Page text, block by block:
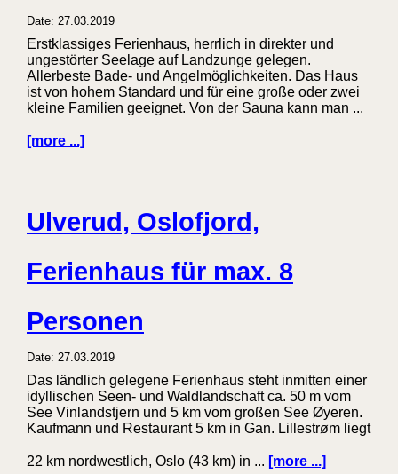
Date: 27.03.2019
Erstklassiges Ferienhaus, herrlich in direkter und
ungestörter Seelage auf Landzunge gelegen.
Allerbeste Bade- und Angelmöglichkeiten. Das Haus
ist von hohem Standard und für eine große oder zwei
kleine Familien geeignet. Von der Sauna kann man ...
[more ...]
Ulverud, Oslofjord,
Ferienhaus für max. 8
Personen
Date: 27.03.2019
Das ländlich gelegene Ferienhaus steht inmitten einer
idyllischen Seen- und Waldlandschaft ca. 50 m vom
See Vinlandstjern und 5 km vom großen See Øyeren.
Kaufmann und Restaurant 5 km in Gan. Lillestrøm liegt
22 km nordwestlich, Oslo (43 km) in ... [more ...]